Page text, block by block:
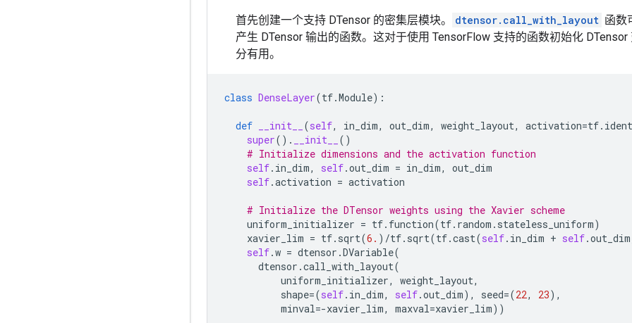
首先创建一个支持 DTensor 的密集层模块。 dtensor.call_with_layout 函数
产生 DTensor 输出的函数。这对于使用 TensorFlow 支持的函数初始化 DTensor
分有用。
class DenseLayer(tf.Module):
def __init__ (self, in_dim, out_dim, weight_layout, activation=tf.
super() . __init__
()
# Initialize dimensions and the activation function
self. in_dim, self.out_dim = in_dim,
out_dim
self.activation = activation
# Initialize the DTensor weights using the Xavier scheme
uniform_initializer = tf. function(tf. random . stateless_uniform)
xavier_lim = tf. sqrt(6. ) /tf. sqrt(tf.cast(self. in_dim + self.out_dim
self.w = dtensor .DVariable(
dtensor .call_with_layout(
uniform_initializer, weight_layout,
shape=(self. in_dim, self.out_dim), seed=(22, 23),
minval=-xavier_lim, maxval=xavier_lim))